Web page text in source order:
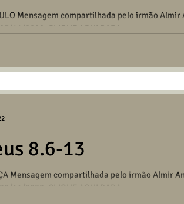
Mensagem compartilhada pelo irmão
11/2022. CLIQUE AQUI PARA...
8.6-13
Mensagem compartilhada pelo irmão Almir
11/2022. CLIQUE AQUI PARA...